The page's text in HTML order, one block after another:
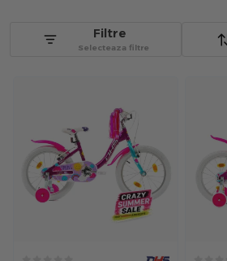
Filtre
Selecteaza filtre